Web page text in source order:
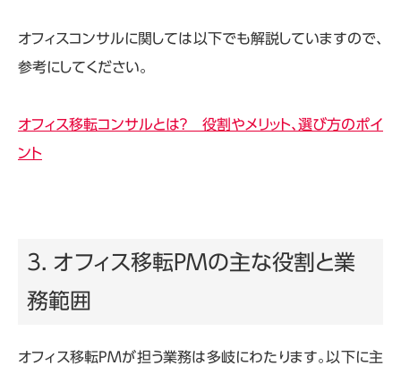
オフィスコンサルに関しては以下でも解説していますので、
参考にしてください。
オフィス移転コンサルとは？ 役割やメリット、選び方のポイ
ント
3. オフィス移転PMの主な役割と業
務範囲
オフィス移転PMが担う業務は多岐にわたります。以下に主